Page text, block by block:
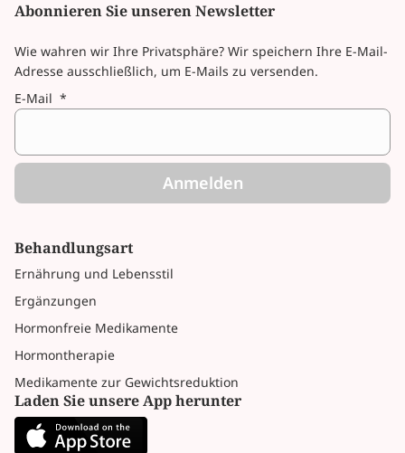
Behandlungsart
Ernährung und Lebensstil
Ergänzungen
Hormonfreie Medikamente
Hormontherapie
Medikamente zur Gewichtsreduktion
Laden Sie unsere App herunter
Abonnieren Sie unseren Newsletter
E-Mail *
Anmelden
Wie wahren wir Ihre Privatsphäre? Wir speichern Ihre E-Mail-
Adresse ausschließlich, um E-Mails zu versenden.